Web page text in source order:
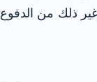
ذلك من الدفوع